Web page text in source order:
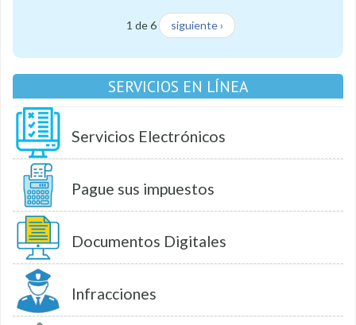
1 de 6 siguiente ›
SERVICIOS EN LÍNEA
Servicios Electrónicos
Pague sus impuestos
Documentos Digitales
Infracciones